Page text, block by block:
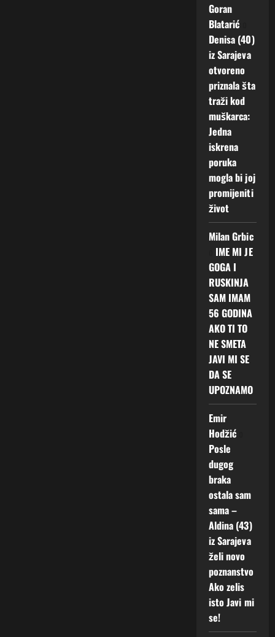
Goran
Blatarić
Denisa (40)
iz Sarajeva
otvoreno
priznala šta
traži kod
muškarca:
Jedna
iskrena
poruka
mogla bi joj
promijeniti
život
Milan Grbic
IME MI JE
GOGA I
RUSKINJA
SAM IMAM
56 GODINA
AKO TI TO
NE SMETA
JAVI MI SE
DA SE
UPOZNAMO
Emir
Hodžić
Posle
dugog
braka
ostala sam
sama –
Aldina (43)
iz Sarajeva
želi novo
poznanstvo
Ako zelis
isto Javi mi
se!